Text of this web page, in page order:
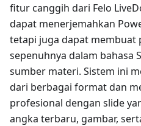
fitur canggih dari Felo
dapat menerjemahkan
tetapi juga dapat membuat
sepenuhnya dalam bahasa
sumber materi. Sistem ini
dari berbagai format dan
profesional dengan slide
angka terbaru, gambar,